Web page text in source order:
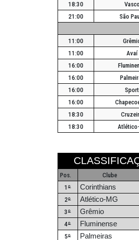
18:30
21:00
São
11:00
11:00
Avaí
16:00
16:00
16:00
Sport
16:00
18:30
18:30
Pos. Clube
1º Corinthians
2º Atlético-MG
3º Grêmio
4º Fluminense
5º Palmeiras